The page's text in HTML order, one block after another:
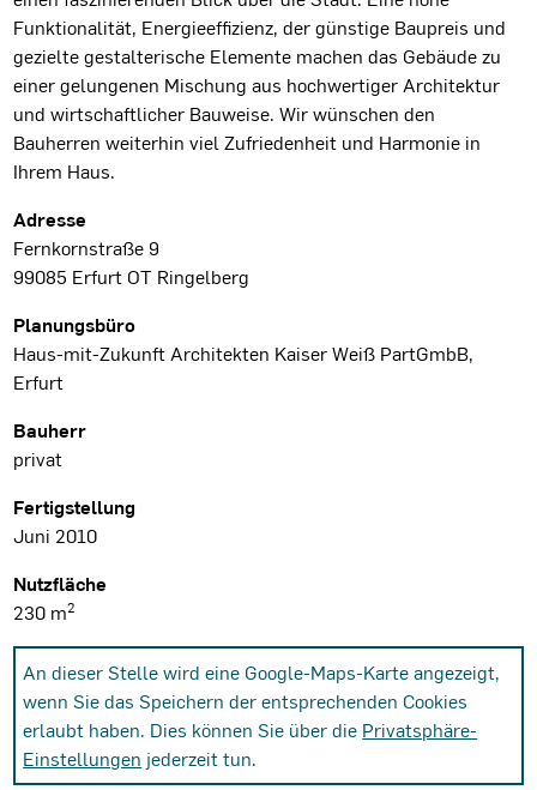
Funktionalität, Energieeffizienz, der günstige Baupreis und
gezielte gestalterische Elemente machen das Gebäude zu
einer gelungenen Mischung aus hochwertiger Architektur
und wirtschaftlicher Bauweise. Wir wünschen den
Bauherren weiterhin viel Zufriedenheit und Harmonie in
Ihrem Haus.
Projektdaten
Adresse
Fernkornstraße 9
99085 Erfurt OT Ringelberg
Planungsbüro
Haus-mit-Zukunft Architekten Kaiser Weiß PartGmbB,
Erfurt
Bauherr
privat
Fertigstellung
Juni 2010
Nutzfläche
230 m2
An dieser Stelle wird eine Google-Maps-Karte angezeigt,
wenn Sie das Speichern der entsprechenden Cookies
erlaubt haben. Dies können Sie über die Privatsphäre-
Einstellungen jederzeit tun.